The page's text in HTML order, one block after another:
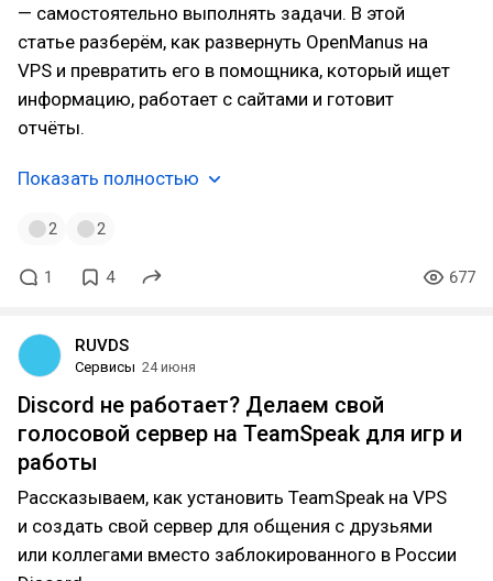
— самостоятельно выполнять задачи. В этой
статье разберём, как развернуть OpenManus на
VPS и превратить его в помощника, который ищет
информацию, работает с сайтами и готовит
отчёты.
Показать полностью
2 2
1 4 677
RUVDS
Сервисы 24 июня
Discord не работает? Делаем свой
голосовой сервер на TeamSpeak для игр и
работы
Рассказываем, как установить TeamSpeak на VPS
и создать свой сервер для общения с друзьями
или коллегами вместо заблокированного в России